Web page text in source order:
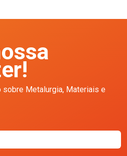
sobre Metalurgia, Materiais e